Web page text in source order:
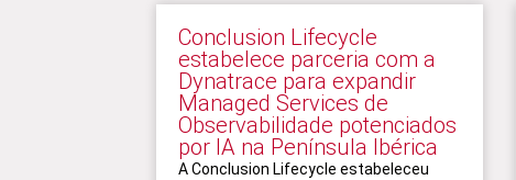
Conclusion Lifecycle
estabelece parceria com a
Dynatrace para expandir
Managed Services de
Observabilidade potenciados
por IA na Península Ibérica
A Conclusion Lifecycle estabeleceu